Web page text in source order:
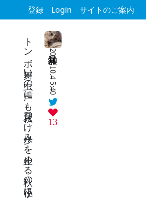
登録 Login サイトのご案内
2024.10.4 5:40
13
トンボ舞い虫の声にも秋見つけ歩みを止める秋の小径に